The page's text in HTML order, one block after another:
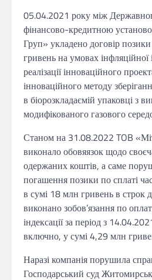
05.04.2021 року між
фінансово-кредитною
Груп» укладено договір
гривень на умовах інфляційної
реалізації інноваційного
інноваційного методу
в біорозкладаємій упаковці з
модифікованого газового
Станом на 31.08.2022 TOB
виконало обовяязок щодо
одержаних коштів, а саме
погашення позики по сплаті
в сумі 18 млн гривень в строк
виконано зобов’язання по
індексації за період з
включно, у сумі 4,29 млн
Наразі компанія порушила
Господарський суд